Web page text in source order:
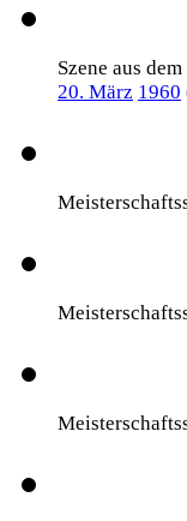
Szene aus
20. März 1960